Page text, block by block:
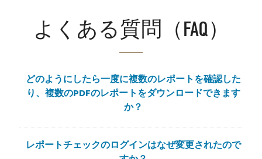
よくある質問（FAQ）
どのようにしたら一度に複数のレポートを確認した
り、複数のPDFのレポートをダウンロードできます
か？
レポートチェックのログインはなぜ変更されたので